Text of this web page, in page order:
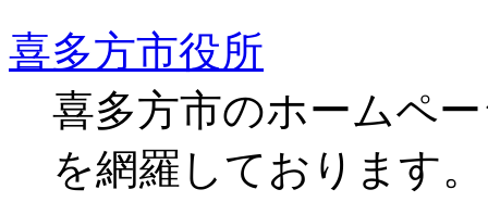
喜多方市役所
喜多方市のホームペ
を網羅しております。